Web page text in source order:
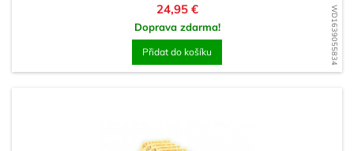
WD1639055834
Cena
24,95 €
Doprava zdarma!
Přidat do košíku